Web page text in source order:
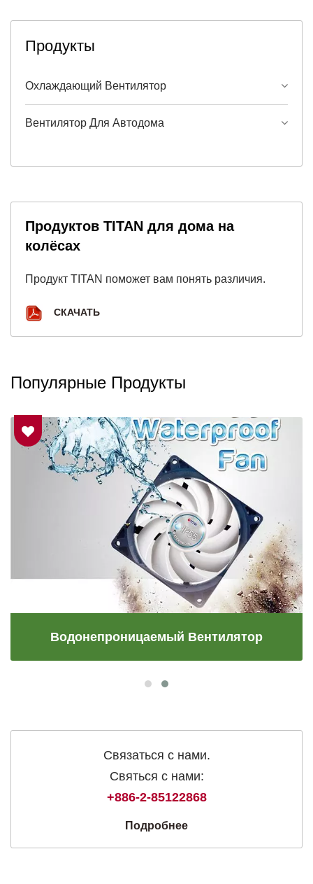
Продукты
Охлаждающий Вентилятор
Вентилятор Для Автодома
Продуктов TITAN для дома на
колёсах
Продукт TITAN поможет вам понять различия.
СКАЧАТЬ
Популярные Продукты
Водонепроницаемый Вентилятор
Связаться с нами.
Святься с нами:
+886-2-85122868
Подробнее